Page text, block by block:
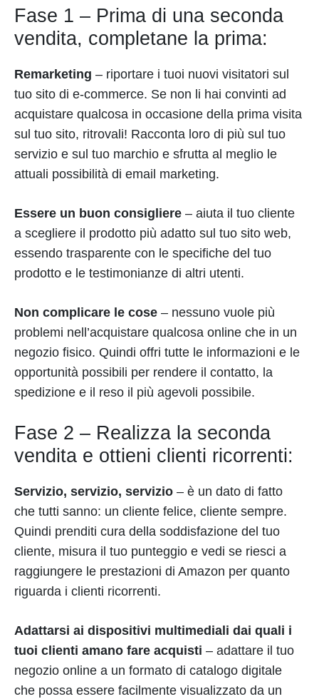
Fase 1 – Prima di una seconda
vendita, completane la prima:
Remarketing – riportare i tuoi nuovi visitatori sul
tuo sito di e-commerce. Se non li hai convinti ad
acquistare qualcosa in occasione della prima visita
sul tuo sito, ritrovali! Racconta loro di più sul tuo
servizio e sul tuo marchio e sfrutta al meglio le
attuali possibilità di email marketing.
Essere un buon consigliere – aiuta il tuo cliente
a scegliere il prodotto più adatto sul tuo sito web,
essendo trasparente con le specifiche del tuo
prodotto e le testimonianze di altri utenti.
Non complicare le cose – nessuno vuole più
problemi nell’acquistare qualcosa online che in un
negozio fisico. Quindi offri tutte le informazioni e le
opportunità possibili per rendere il contatto, la
spedizione e il reso il più agevoli possibile.
Fase 2 – Realizza la seconda
vendita e ottieni clienti ricorrenti:
Servizio, servizio, servizio – è un dato di fatto
che tutti sanno: un cliente felice, cliente sempre.
Quindi prenditi cura della soddisfazione del tuo
cliente, misura il tuo punteggio e vedi se riesci a
raggiungere le prestazioni di Amazon per quanto
riguarda i clienti ricorrenti.
Adattarsi ai dispositivi multimediali dai quali i
tuoi clienti amano fare acquisti – adattare il tuo
negozio online a un formato di catalogo digitale
che possa essere facilmente visualizzato da un